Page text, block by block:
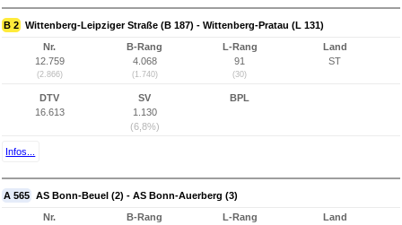
B 2 Wittenberg-Leipziger Straße (B 187) - Wittenberg-Pratau (L 131)
Nr.
12.759
(2.866)
B-Rang
4.068
(1.740)
L-Rang
91
(30)
Land
ST
DTV
16.613
SV
1.130
(6,8%)
BPL
Infos...
A 565 AS Bonn-Beuel (2) - AS Bonn-Auerberg (3)
Nr.
B-Rang
L-Rang
Land